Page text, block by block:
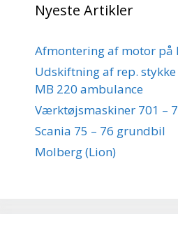
Nyeste Artikler
Afmontering af motor på
Udskiftning af rep.
MB 220 ambulance
Værktøjsmaskiner 701 –
Scania 75 – 76 grundbil
Molberg (Lion)